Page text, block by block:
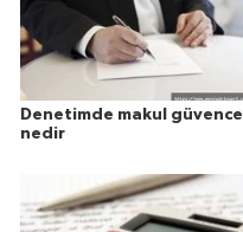
Denetimde makul güvence
nedir